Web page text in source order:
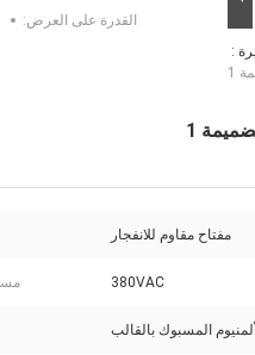
:
1
القدرة على العرض:
مفتاح مقاوم للانفجار
380VAC
المسبوك بالقالب